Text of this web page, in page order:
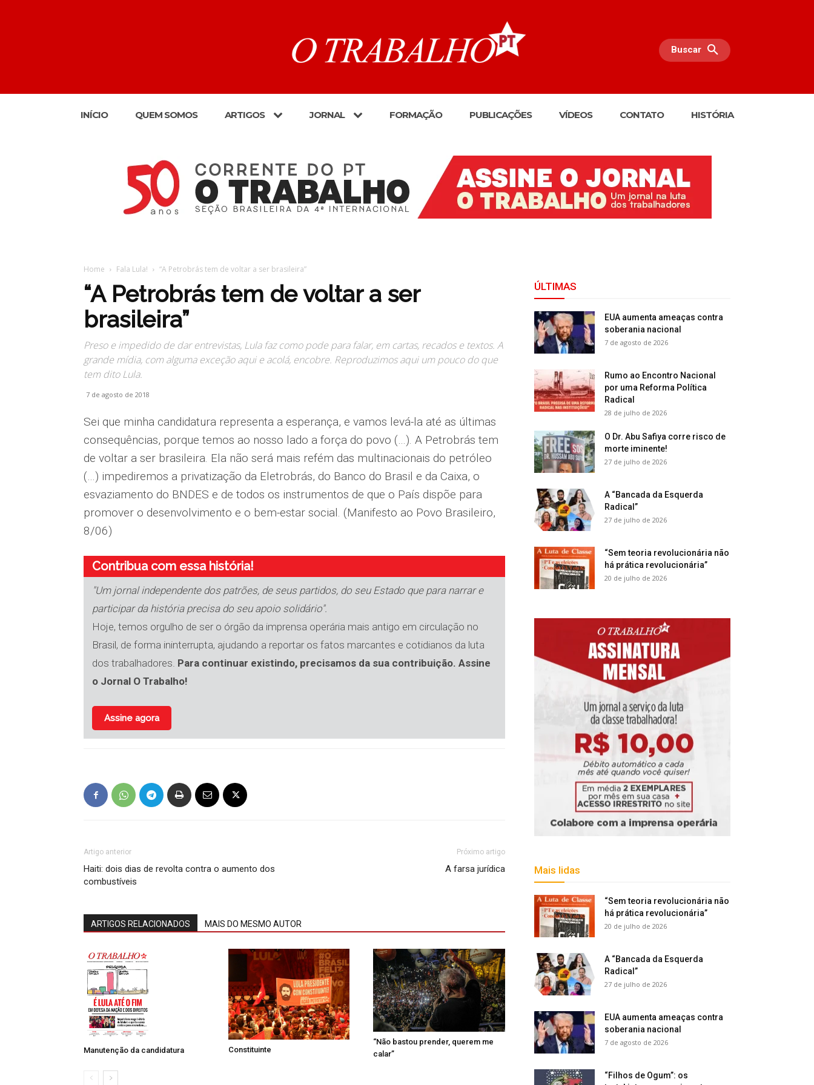
Buscar
INÍCIO QUEM SOMOS ARTIGOS JORNAL FORMAÇÃO PUBLICAÇÕES VÍDEOS CONTATO HISTÓRIA
Home Fala Lula! “A Petrobrás tem de voltar a ser brasileira”
“A Petrobrás tem de voltar a ser
brasileira”
Preso e impedido de dar entrevistas, Lula faz como pode para falar, em cartas, recados e textos. A
grande mídia, com alguma exceção aqui e acolá, encobre. Reproduzimos aqui um pouco do que
tem dito Lula.
7 de agosto de 2018
Sei que minha candidatura representa a esperança, e vamos levá-la até as últimas
consequências, porque temos ao nosso lado a força do povo (…). A Petrobrás tem
de voltar a ser brasileira. Ela não será mais refém das multinacionais do petróleo
(…) impediremos a privatização da Eletrobrás, do Banco do Brasil e da Caixa, o
esvaziamento do BNDES e de todos os instrumentos de que o País dispõe para
promover o desenvolvimento e o bem-estar social. (Manifesto ao Povo Brasileiro,
8/06)
Contribua com essa história!
"Um jornal independente dos patrões, de seus partidos, do seu Estado que para narrar e
participar da história precisa do seu apoio solidário".
Hoje, temos orgulho de ser o órgão da imprensa operária mais antigo em circulação no
Brasil, de forma ininterrupta, ajudando a reportar os fatos marcantes e cotidianos da luta
dos trabalhadores. Para continuar existindo, precisamos da sua contribuição. Assine
o Jornal O Trabalho!
Assine agora
Artigo anterior
Haiti: dois dias de revolta contra o aumento dos
combustíveis
Próximo artigo
A farsa jurídica
ARTIGOS RELACIONADOS MAIS DO MESMO AUTOR
Manutenção da candidatura Constituinte
“Não bastou prender, querem me
calar”
ÚLTIMAS
EUA aumenta ameaças contra
soberania nacional
7 de agosto de 2026
Rumo ao Encontro Nacional
por uma Reforma Política
Radical
28 de julho de 2026
O Dr. Abu Safiya corre risco de
morte iminente!
27 de julho de 2026
A “Bancada da Esquerda
Radical”
27 de julho de 2026
“Sem teoria revolucionária não
há prática revolucionária”
20 de julho de 2026
Mais lidas
“Sem teoria revolucionária não
há prática revolucionária”
20 de julho de 2026
A “Bancada da Esquerda
Radical”
27 de julho de 2026
EUA aumenta ameaças contra
soberania nacional
7 de agosto de 2026
“Filhos de Ogum”: os